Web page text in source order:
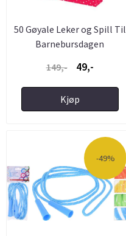
50 Gøyale Leker og Spill Til
Barnebursdagen
149,-
49,-
Kjøp
-49%